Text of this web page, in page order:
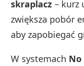
skraplacz – kurz
zwiększa pobór
aby zapobiegać
W systemach No